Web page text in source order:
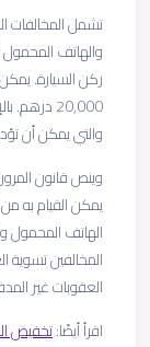
تشمل المخالفات
والهاتف المحمول
20,000
والتي يمكن أن
وينص قانون
يمكن القيام به
الهاتف المحمول
المخالفين
العقوبات غير
اقرأ أيضًا:تخفيض